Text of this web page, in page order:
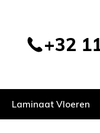
+32
Laminaat Vloeren